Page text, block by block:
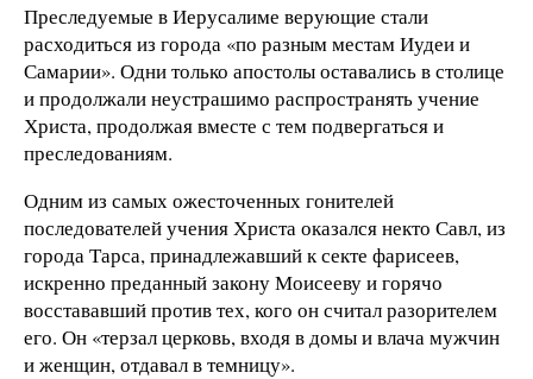
Преследуемые в Иерусалиме верующие стали
расходиться из города «по разным местам Иудеи и
Самарии». Одни только апостолы оставались в столице
и продолжали неустрашимо распространять учение
Христа, продолжая вместе с тем подвергаться и
преследованиям.
Одним из самых ожесточенных гонителей
последователей учения Христа оказался некто Савл, из
города Тарса, принадлежавший к секте фарисеев,
искренно преданный закону Моисееву и горячо
восстававший против тех, кого он считал разорителем
его. Он «терзал церковь, входя в домы и влача мужчин
и женщин, отдавал в темницу».